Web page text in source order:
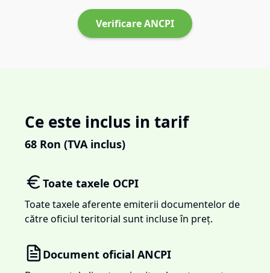
Verificare ANCPI
Ce este inclus in tarif
68 Ron (TVA inclus)
Toate taxele OCPI
Toate taxele aferente emiterii documentelor de
către oficiul teritorial sunt incluse în preț.
Document oficial ANCPI